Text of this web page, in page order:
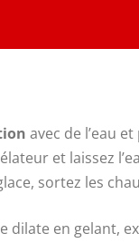
avec de l’eau
et laissez
sortez les
dilate en gelant,